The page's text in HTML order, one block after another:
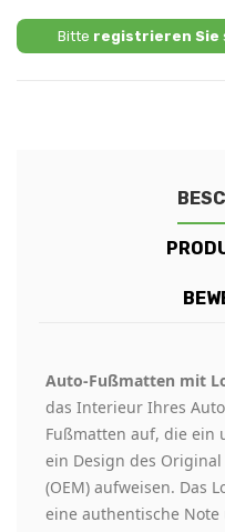
Bitte registrieren Sie
Auto-Fußmatten mit
das Interieur Ihres
Fußmatten auf, die ein
ein Design des
(OEM) aufweisen. Das
eine authentische Note